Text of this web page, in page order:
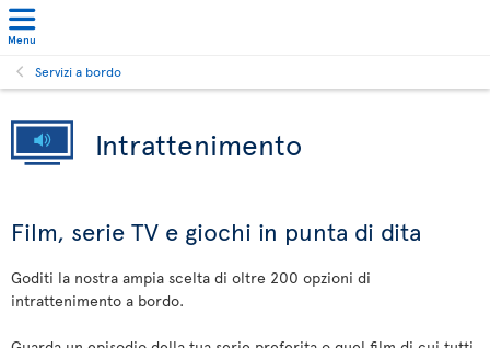
Menu
Servizi a bordo
Intrattenimento
Film, serie TV e giochi in punta di dita
Goditi la nostra ampia scelta di oltre 200 opzioni di
intrattenimento a bordo.